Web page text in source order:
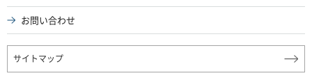
お問い合わせ
サイトマップ